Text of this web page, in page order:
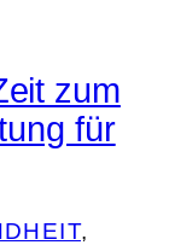
zum
für